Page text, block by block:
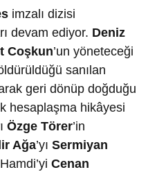
imzalı dizisi
devam ediyor. Deniz
Coşkun’un yöneteceği
sanılan
geri dönüp doğduğu
hesaplaşma hikâyesi
Özge Törer’in
Ağa’yı Sermiyan
Cenan